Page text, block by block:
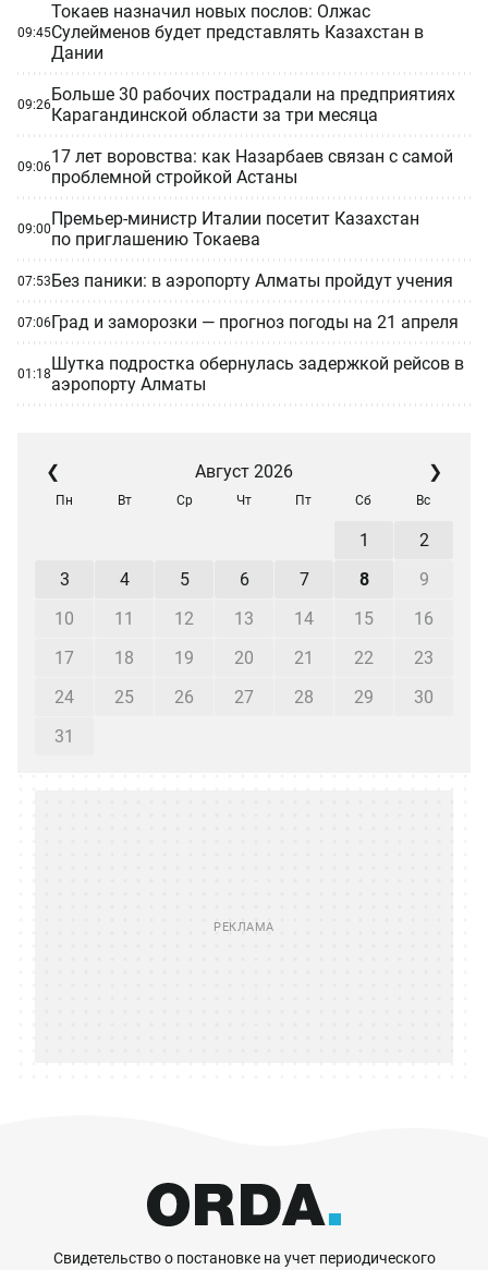
09:45
Токаев назначил новых послов: Олжас
Сулейменов будет представлять Казахстан в
Дании
09:26Больше 30 рабочих пострадали на предприятиях
Карагандинской области за три месяца
09:0617 лет воровства: как Назарбаев связан с самой
проблемной стройкой Астаны
09:00Премьер-министр Италии посетит Казахстан
по приглашению Токаева
07:53Без паники: в аэропорту Алматы пройдут учения
07:06Град и заморозки — прогноз погоды на 21 апреля
01:18Шутка подростка обернулась задержкой рейсов в
аэропорту Алматы
❮ Август 2026 ❯
Пн Вт Ср Чт Пт Сб Вс
1
2
3
4 5 6 7 8
9
10
11 12 13 14 15
16
17
18 19 20 21 22
23
24
25 26 27 28 29
30
31
Свидетельство о постановке на учет периодического